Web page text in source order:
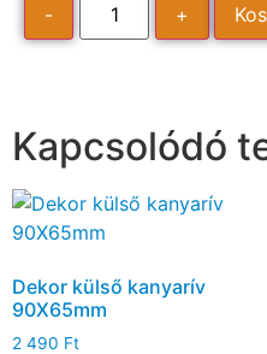
- +
Kapcsolódó
Dekor külső kanyarív
90X65mm
2 490 Ft